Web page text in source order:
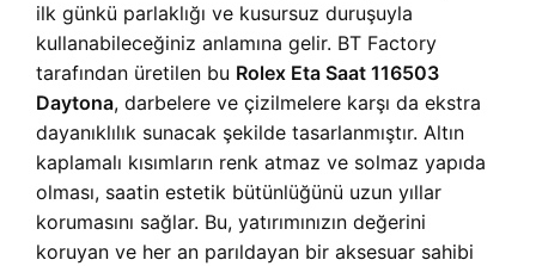
ilk günkü parlaklığı ve kusursuz duruşuyla
kullanabileceğiniz anlamına gelir. BT Factory
tarafından üretilen bu Rolex Eta Saat 116503
Daytona, darbelere ve çizilmelere karşı da ekstra
dayanıklılık sunacak şekilde tasarlanmıştır. Altın
kaplamalı kısımların renk atmaz ve solmaz yapıda
olması, saatin estetik bütünlüğünü uzun yıllar
korumasını sağlar. Bu, yatırımınızın değerini
koruyan ve her an parıldayan bir aksesuar sahibi